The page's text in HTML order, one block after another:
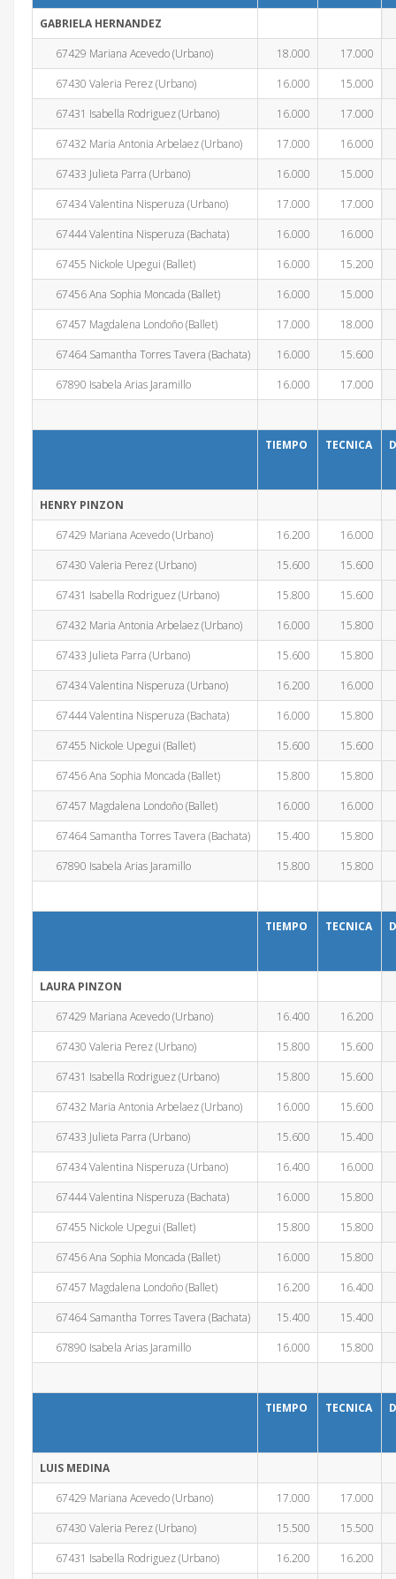
GABRIELA HERNANDEZ
67429 Mariana Acevedo (Urbano)
18.000
17.000
67430 Valeria Perez (Urbano)
16.000
15.000
67431 Isabella Rodriguez (Urbano)
16.000
17.000
67432 Maria Antonia Arbelaez (Urbano)
17.000
16.000
67433 Julieta Parra (Urbano)
16.000
15.000
67434 Valentina Nisperuza (Urbano)
17.000
17.000
67444 Valentina Nisperuza (Bachata)
16.000
16.000
67455 Nickole Upegui (Ballet)
16.000
15.200
67456 Ana Sophia Moncada (Ballet)
16.000
15.000
67457 Magdalena Londoño (Ballet)
17.000
18.000
67464 Samantha Torres Tavera (Bachata)
16.000
15.600
67890 Isabela Arias Jaramillo
16.000 17.000
TIEMPO TECNICA
HENRY PINZON
67429 Mariana Acevedo (Urbano)
16.200
16.000
67430 Valeria Perez (Urbano)
15.600
15.600
67431 Isabella Rodriguez (Urbano)
15.800
15.600
67432 Maria Antonia Arbelaez (Urbano)
16.000
15.800
67433 Julieta Parra (Urbano)
15.600
15.800
67434 Valentina Nisperuza (Urbano)
16.200
16.000
67444 Valentina Nisperuza (Bachata)
16.000
15.800
67455 Nickole Upegui (Ballet)
15.600
15.600
67456 Ana Sophia Moncada (Ballet)
15.800
15.800
67457 Magdalena Londoño (Ballet)
16.000
16.000
67464 Samantha Torres Tavera (Bachata)
15.400
15.800
67890 Isabela Arias Jaramillo
15.800 15.800
TIEMPO TECNICA
LAURA PINZON
67429 Mariana Acevedo (Urbano)
16.400
16.200
67430 Valeria Perez (Urbano)
15.800
15.600
67431 Isabella Rodriguez (Urbano)
15.800
15.600
67432 Maria Antonia Arbelaez (Urbano)
16.000
15.600
67433 Julieta Parra (Urbano)
15.600
15.400
67434 Valentina Nisperuza (Urbano)
16.400
16.000
67444 Valentina Nisperuza (Bachata)
16.000
15.800
67455 Nickole Upegui (Ballet)
15.800
15.800
67456 Ana Sophia Moncada (Ballet)
16.000
15.800
67457 Magdalena Londoño (Ballet)
16.200
16.400
67464 Samantha Torres Tavera (Bachata)
15.400
15.400
67890 Isabela Arias Jaramillo
16.000 15.800
TIEMPO TECNICA
LUIS MEDINA
67429 Mariana Acevedo (Urbano)
17.000
17.000
67430 Valeria Perez (Urbano)
15.500
15.500
67431 Isabella Rodriguez (Urbano)
16.200 16.200